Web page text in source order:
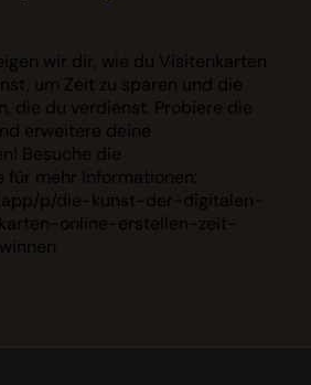
wir dir, wie du Visitenkarten
um Zeit zu sparen und die
die du verdienst. Probiere die
erweitere deine
Besuche die
für mehr Informationen:
p/die-kunst-der-digitalen-
online-erstellen-zeit-